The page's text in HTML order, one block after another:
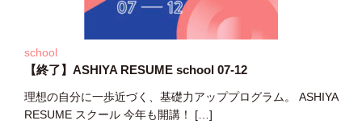
school
【終了】ASHIYA RESUME school 07-12
理想の自分に一歩近づく、基礎力アッププログラム。 ASHIYA
RESUME スクール 今年も開講！ […]